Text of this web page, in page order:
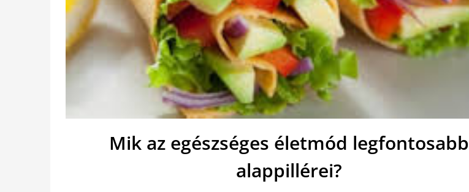
Mik az egészséges életmód legfontosabb
alappillérei?